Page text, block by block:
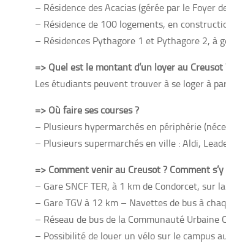
– Résidence des Acacias (gérée par le Foyer
– Résidence de 100 logements, en
– Résidences Pythagore 1 et Pythagore 2, à
=> Quel est le montant d’un loyer au Creusot
Les étudiants peuvent trouver à se loger à
=> Où faire ses courses ?
– Plusieurs hypermarchés en périphérie
– Plusieurs supermarchés en ville : Aldi,
=> Comment venir au Creusot ? Comment
– Gare SNCF TER, à 1 km de Condorcet, sur
– Gare TGV à 12 km – Navettes de bus à
– Réseau de bus de la Communauté Urbaine
– Possibilité de louer un vélo sur le campus